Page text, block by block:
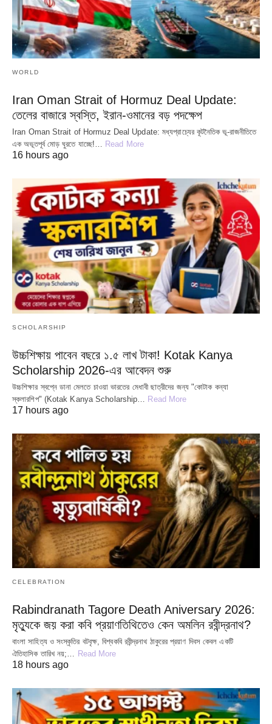
WORLD
Iran Oman Strait of Hormuz Deal Update:
তেলের বাজারে স্বস্তি, ইরান-ওমানের বড় পদক্ষেপ
Iran Oman Strait of Hormuz Deal Update: মধ্যপ্রাচ্যের কূটনৈতিক ভূ-রাজনীতিতে
এক অভূতপূর্ব মোড় ঘুরতে যাচ্ছে!…
Read More
16 hours ago
SCHOLARSHIP
উচ্চশিক্ষায় পাবেন বছরে ১.৫ লাখ টাকা! Kotak Kanya
Scholarship 2026-এর আবেদন শুরু
উচ্চশিক্ষার স্বপ্নে ডানা মেলতে চাওয়া ভারতের মেধাবী ছাত্রীদের জন্য "কোটাক কন্যা
স্কলারশিপ" (Kotak Kanya Scholarship… Read More
17 hours ago
CELEBRATION
Rabindranath Tagore Death Aniversary 2026:
মৃত্যুকে জয় করা কবি প্রয়াণতিথিতেও কেন অমলিন রবীন্দ্রনাথ?
বাংলা সাহিত্য ও সংস্কৃতির বটবৃক্ষ, বিশ্বকবি রবীন্দ্রনাথ ঠাকুরের প্রয়াণ দিবস কেবল একটি
ঐতিহাসিক তারিখ নয়;… Read More
18 hours ago